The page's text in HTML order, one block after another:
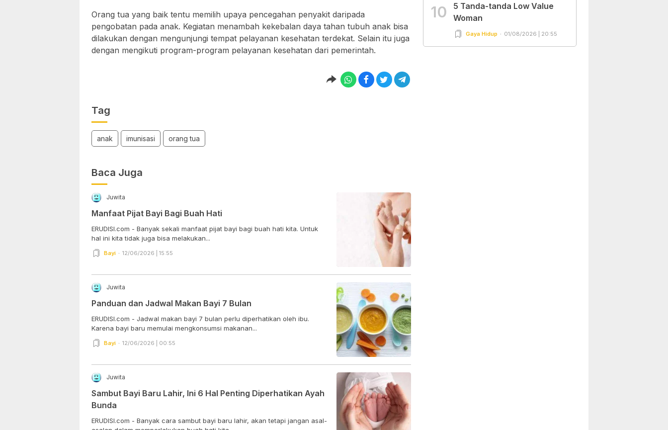
Orang tua yang baik tentu memilih upaya pencegahan penyakit daripada
pengobatan pada anak. Kegiatan menambah kekebalan daya tahan tubuh anak bisa
dilakukan dengan mengunjungi tempat pelayanan kesehatan terdekat. Selain itu juga
dengan mengikuti program-program pelayanan kesehatan dari pemerintah.
Tag
anak imunisasi orang tua
Baca Juga
Juwita
Manfaat Pijat Bayi Bagi Buah Hati
ERUDISI.com - Banyak sekali manfaat pijat bayi bagi buah hati kita. Untuk
hal ini kita tidak juga bisa melakukan...
Bayi 12/06/2026 | 15:55
Juwita
Panduan dan Jadwal Makan Bayi 7 Bulan
ERUDISI.com - Jadwal makan bayi 7 bulan perlu diperhatikan oleh ibu.
Karena bayi baru memulai mengkonsumsi makanan...
Bayi 12/06/2026 | 00:55
Juwita
Sambut Bayi Baru Lahir, Ini 6 Hal Penting Diperhatikan Ayah
Bunda
ERUDISI.com - Banyak cara sambut bayi baru lahir, akan tetapi jangan asal-
10
5 Tanda-tanda Low Value
Woman
Gaya Hidup 01/08/2026 | 20:55